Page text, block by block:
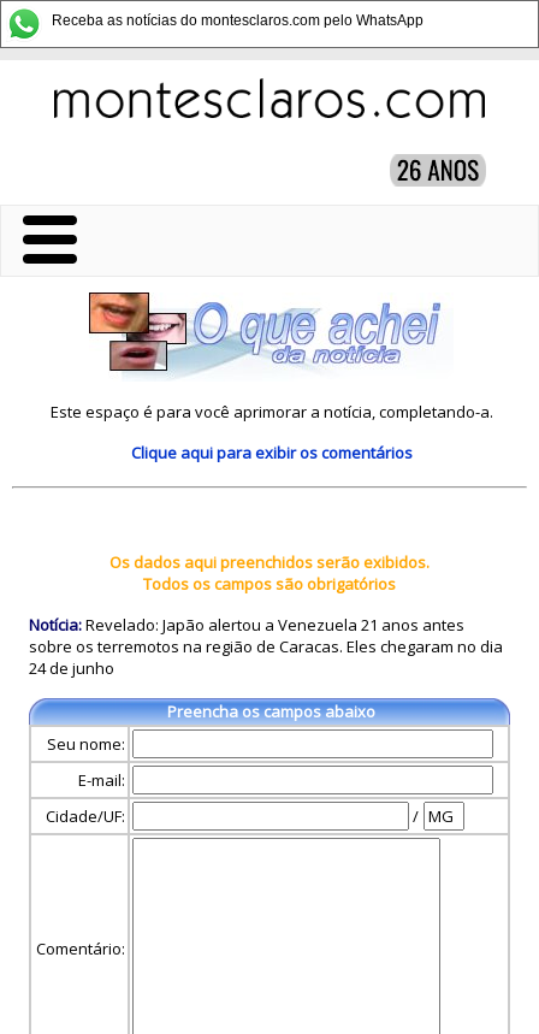
Receba as notícias do montesclaros.com pelo WhatsApp
Este espaço é para você aprimorar a notícia, completando-a.
Clique aquipara exibir os comentários
Os dados aqui preenchidos serão exibidos.
Todos os campos são obrigatórios
Notícia:Revelado: Japão alertou a Venezuela 21 anos antes
sobre os terremotos na região de Caracas. Eles chegaram no dia
24 de junho
Preencha os campos abaixo
Seu nome:
E-mail:
Cidade/UF:
/
Comentário: